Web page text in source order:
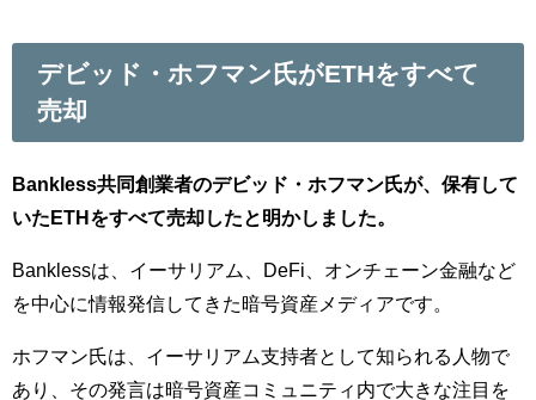
デビッド・ホフマン氏がETHをすべて
売却
Bankless共同創業者のデビッド・ホフマン氏が、保有して
いたETHをすべて売却したと明かしました。
Banklessは、イーサリアム、DeFi、オンチェーン金融など
を中心に情報発信してきた暗号資産メディアです。
ホフマン氏は、イーサリアム支持者として知られる人物で
あり、その発言は暗号資産コミュニティ内で大きな注目を